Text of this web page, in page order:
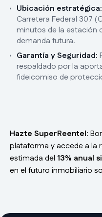
Ubicación estratégica:
Carretera Federal 307
minutos de la estación
demanda futura.
Garantía y Seguridad:
respaldado por la
fideicomiso de
Hazte SuperReentel:
plataforma y accede a la
estimada del 13% anual
en el futuro inmobiliario